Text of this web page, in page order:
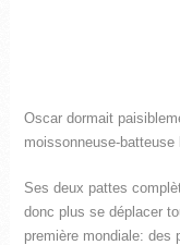
Oscar dormait
moissonneuse-
Ses deux pattes
donc plus se déplacer
première mondiale: des